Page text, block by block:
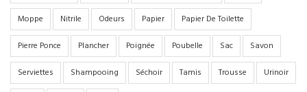
Moppe
Nitrile Odeurs Papier
Papier De Toilette
Pierre Ponce
Plancher Poignée Poubelle Sac
Savon
Serviettes
Shampooing Séchoir Tamis Trousse
Urinoir